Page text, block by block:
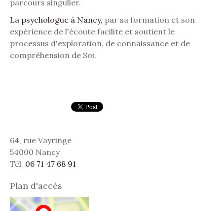
parcours singulier.
La psychologue à Nancy, par sa formation et son
expérience de l'écoute facilite et soutient le
processus d'exploration, de connaissance et de
compréhension de Soi.
64, rue Vayringe
54000 Nancy
Tél. 06 71 47 68 91
Plan d'accès